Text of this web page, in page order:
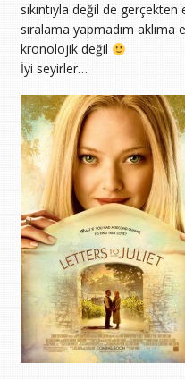
sıkıntıyla değil de
sıralama yapmadım aklıma
kronolojik değil
İyi seyirler…